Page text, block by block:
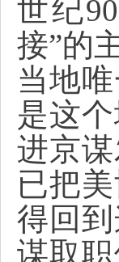
世纪
接”的
当地
是这
进京
已把
得回
谋取